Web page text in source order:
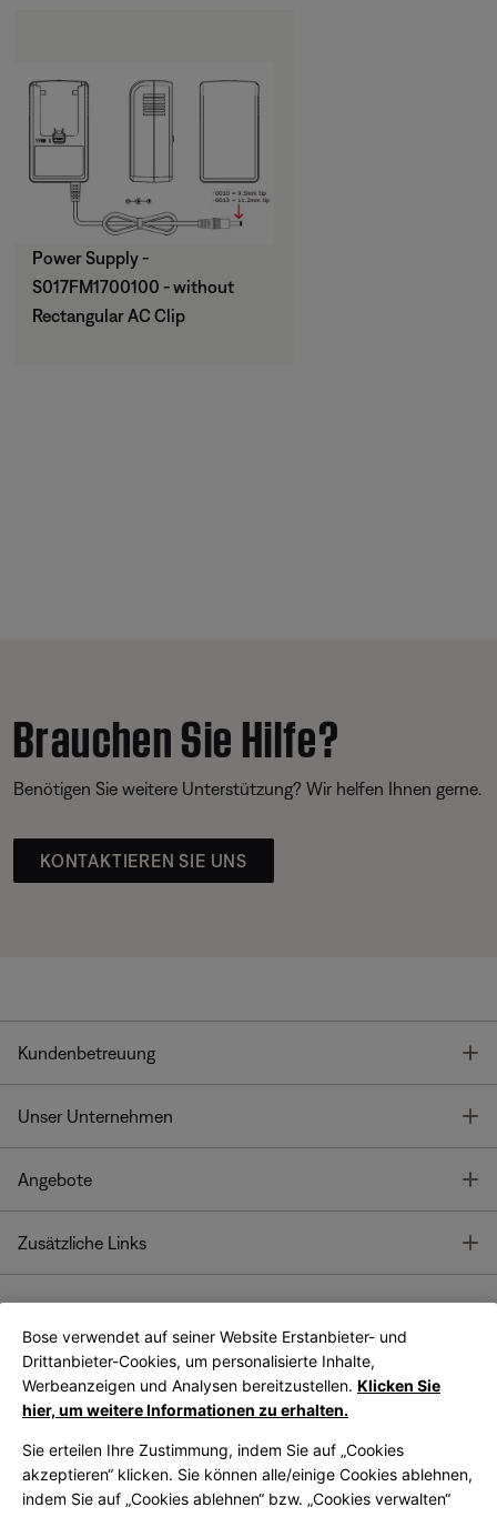
Power Supply -
S017FM1700100 - without
Rectangular AC Clip
Brauchen Sie Hilfe?
Benötigen Sie weitere Unterstützung? Wir helfen Ihnen gerne.
KONTAKTIEREN SIE UNS
Kundenbetreuung
Unser Unternehmen
Angebote
Zusätzliche Links
Bose App
Bose Connect
App
Bose verwendet auf seiner Website Erstanbieter- und
Drittanbieter-Cookies, um personalisierte Inhalte,
Werbeanzeigen und Analysen bereitzustellen. Klicken Sie
hier, um weitere Informationen zu erhalten.
Sie erteilen Ihre Zustimmung, indem Sie auf „Cookies
akzeptieren“ klicken. Sie können alle/einige Cookies ablehnen,
indem Sie auf „Cookies ablehnen“ bzw. „Cookies verwalten“